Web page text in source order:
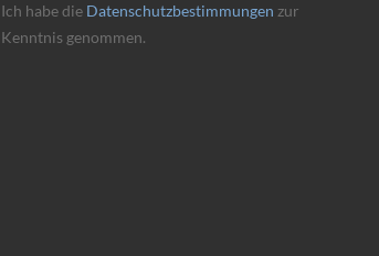
Ich habe die Datenschutzbestimmungen zur
Kenntnis genommen.